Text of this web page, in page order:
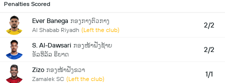
Penalties Scored
Ever Banega ກອງກາງຕົວກາງ
Al Shabab Riyadh (Left the club)
2/2
S. Al-Dawsari ກອງໜ້າຝັ່ງຊ້າຍ
ອັລຮິລັລ ຣິຍາດ
2/2
Zizo ກອງໜ້າຝັ່ງຂວາ
Zamalek SC (Left the club)
1/1